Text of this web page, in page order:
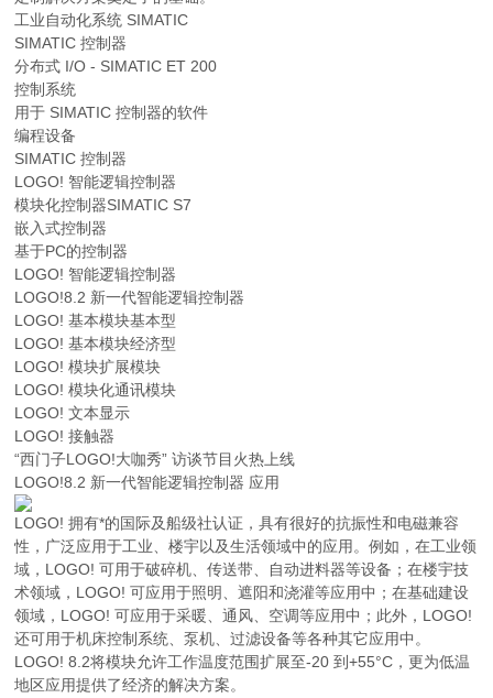
工业自动化系统 SIMATIC
SIMATIC 控制器
分布式 I/O - SIMATIC ET 200
控制系统
用于 SIMATIC 控制器的软件
编程设备
SIMATIC 控制器
LOGO! 智能逻辑控制器
模块化控制器SIMATIC S7
嵌入式控制器
基于PC的控制器
LOGO! 智能逻辑控制器
LOGO!8.2 新一代智能逻辑控制器
LOGO! 基本模块基本型
LOGO! 基本模块经济型
LOGO! 模块扩展模块
LOGO! 模块化通讯模块
LOGO! 文本显示
LOGO! 接触器
“西门子LOGO!大咖秀” 访谈节目火热上线
LOGO!8.2 新一代智能逻辑控制器 应用
LOGO! 拥有*的国际及船级社认证，具有很好的抗振性和电磁兼容
性，广泛应用于工业、楼宇以及生活领域中的应用。例如，在工业领
域，LOGO! 可用于破碎机、传送带、自动进料器等设备；在楼宇技
术领域，LOGO! 可应用于照明、遮阳和浇灌等应用中；在基础建设
领域，LOGO! 可应用于采暖、通风、空调等应用中；此外，LOGO!
还可用于机床控制系统、泵机、过滤设备等各种其它应用中。
LOGO! 8.2将模块允许工作温度范围扩展至-20 到+55°C，更为低温
地区应用提供了经济的解决方案。